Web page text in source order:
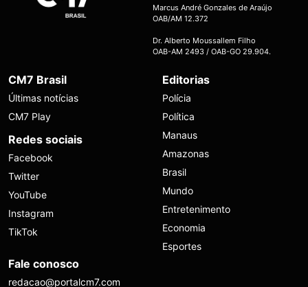
Marcus André Gonzales de Araújo
OAB/AM 12.372
Dr. Alberto Moussallem Filho
OAB-AM 2493 / OAB-GO 29.904.
CM7 Brasil
Últimas notícias
CM7 Play
Redes sociais
Facebook
Twitter
YouTube
Instagram
TikTok
Editorias
Polícia
Política
Manaus
Amazonas
Brasil
Mundo
Entretenimento
Economia
Esportes
Fale conosco
redacao@portalcm7.com